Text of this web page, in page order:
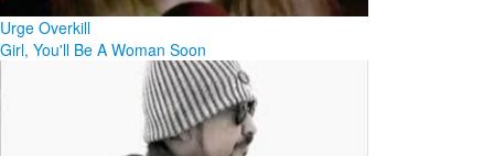
Urge Overkill
Girl, You'll Be A Woman Soon